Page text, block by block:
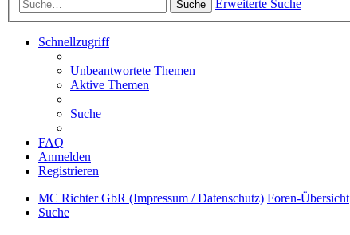
Suche Erweiterte Suche
Schnellzugriff
Unbeantwortete Themen
Aktive Themen
Suche
FAQ
Anmelden
Registrieren
MC Richter GbR (Impressum / Datenschutz) Foren-Übersicht
Suche